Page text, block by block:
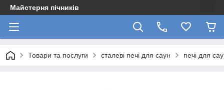
Майстерня пічників
Товари та послуги сталеві печі для саун печі для